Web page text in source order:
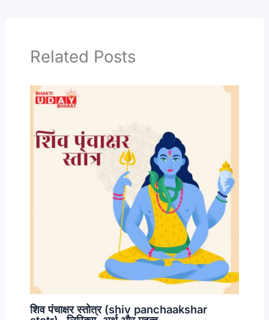
Related Posts
शिव पंचाक्षर स्तोत्र (shiv panchaakshar